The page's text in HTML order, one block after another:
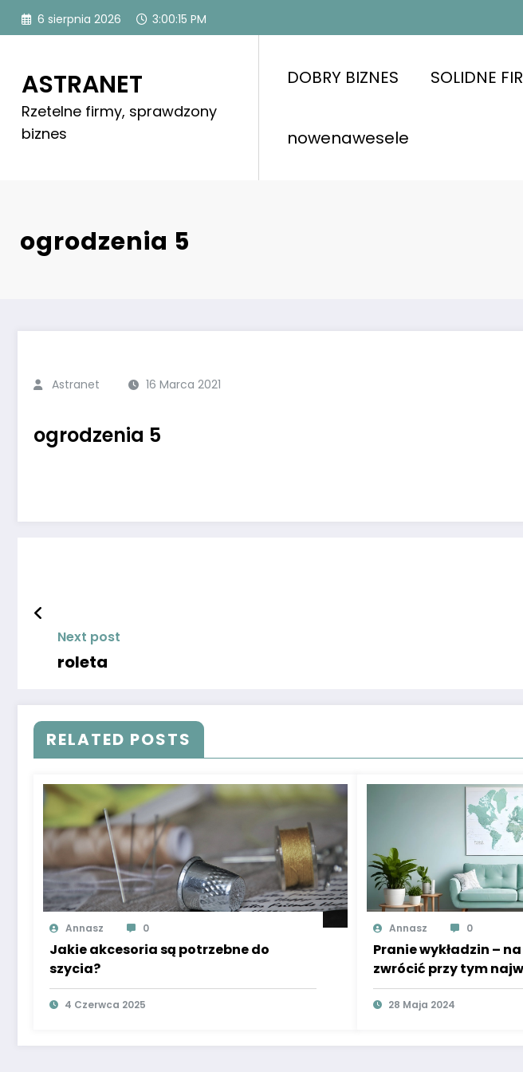
Skip
6 sierpnia 2026 3:00:15 PM
ASTRANET
Rzetelne firmy, sprawdzony
biznes
DOBRY BIZNES SOLIDNE
nowenawesele
ogrodzenia 5
Astranet 16 Marca 2021
ogrodzenia 5
Next post
roleta
RELATED POSTS
Annasz 0
Jakie akcesoria są potrzebne do
szycia?
4 Czerwca 2025
Annasz 0
Pranie wykładzin –
zwrócić przy tym
28 Maja 2024